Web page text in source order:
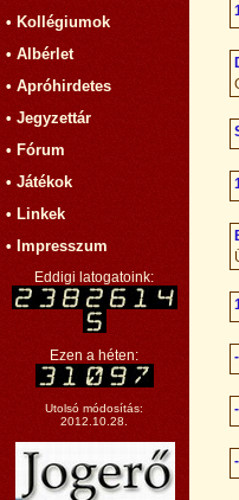
• Kollégiumok
• Albérlet
• Apróhirdetes
• Jegyzettár
• Fórum
• Játékok
• Linkek
• Impresszum
Eddigi latogatoink:
Ezen a héten:
Utolsó módosítás:
2012.10.28.
-
-
-